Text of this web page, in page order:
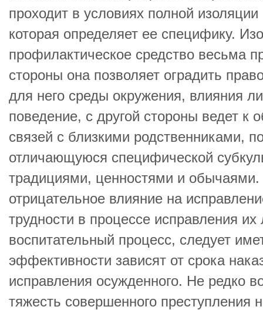
проходит в условиях полной
которая определяет ее специфику.
профилактическое средство весьма
стороны она позволяет оградить
для него среды окружения, влияния
поведение, с другой стороны ведет к
связей с близкими родственниками,
отличающуюся специфической
традициями, ценностями и обычаями.
отрицательное влияние на
трудности в процессе исправления
воспитательный процесс, следует
эффективности зависят от срока
исправления осужденного. Не редко
тяжесть совершенного преступления